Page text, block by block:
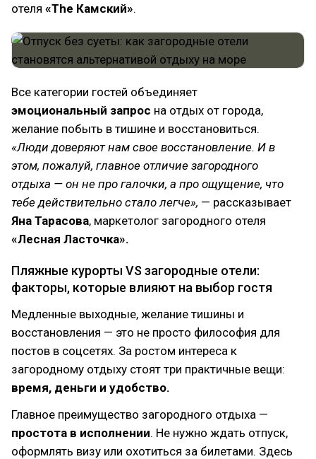
отеля «The Камский».
Все категории гостей объединяет
эмоциональный запрос на отдых от города,
желание побыть в тишине и восстановиться.
«Люди доверяют нам свое восстановление. И в
этом, пожалуй, главное отличие загородного
отдыха — он не про галочки, а про ощущение, что
тебе действительно стало легче», — рассказывает
Яна Тарасова, маркетолог загородного отеля
«Лесная Ласточка».
Пляжные курорты VS загородные отели:
факторы, которые влияют на выбор гостя
Медленные выходные, желание тишины и
восстановления — это не просто философия для
постов в соцсетях. За ростом интереса к
загородному отдыху стоят три практичные вещи:
время, деньги и удобство.
Главное преимущество загородного отдыха —
простота в исполнении. Не нужно ждать отпуск,
оформлять визу или охотиться за билетами. Здесь